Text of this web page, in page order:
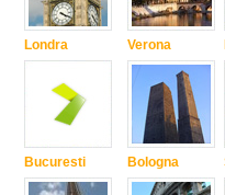
Londra
Bucuresti
Verona
Bologna